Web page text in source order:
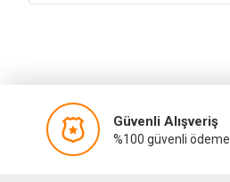
Güvenli Alışveriş
%100 güvenli ödeme